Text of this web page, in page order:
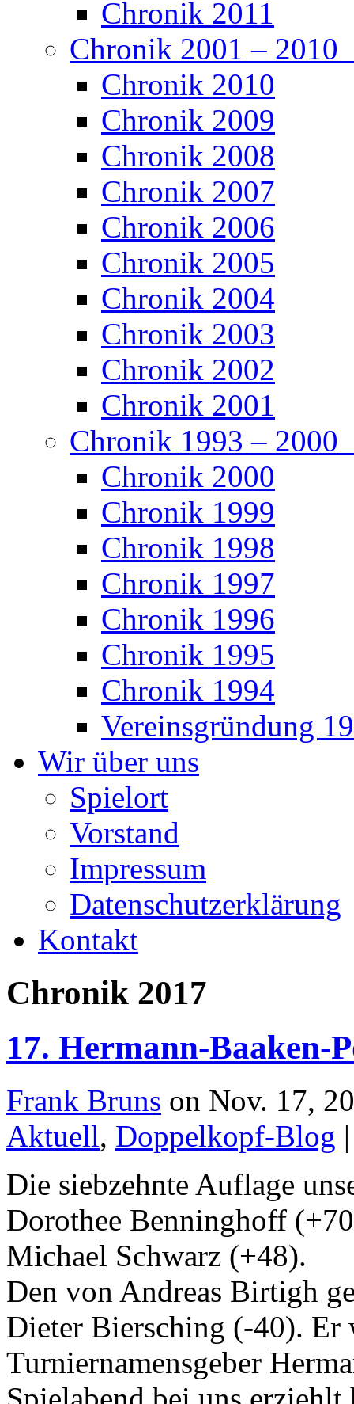
Chronik 2011
Chronik 2001 –
Chronik 2010
Chronik 2009
Chronik 2008
Chronik 2007
Chronik 2006
Chronik 2005
Chronik 2004
Chronik 2003
Chronik 2002
Chronik 2001
Chronik 1993 –
Chronik 2000
Chronik 1999
Chronik 1998
Chronik 1997
Chronik 1996
Chronik 1995
Chronik 1994
Vereinsgründung
Wir über uns
Spielort
Vorstand
Impressum
Datenschutzerklärung
Kontakt
Chronik 2017
17. Hermann-Baaken-
Frank Bruns on Nov. 17,
Aktuell, Doppelkopf-Blog
Die siebzehnte Auflage
Dorothee Benninghoff
Michael Schwarz (+48).
Den von Andreas Birtigh
Dieter Biersching (-40). Er
Turniernamensgeber